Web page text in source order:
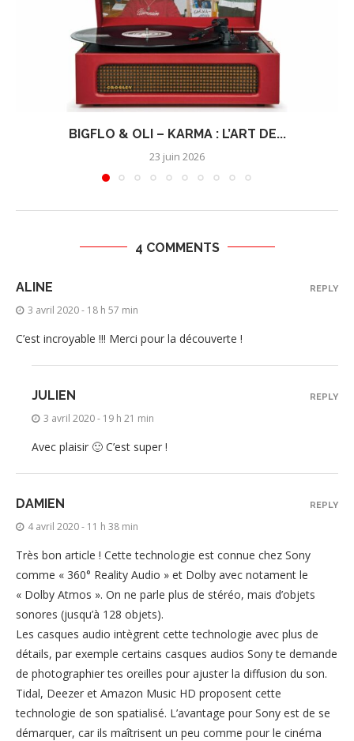
BIGFLO & OLI – KARMA : L’ART DE...
23 juin 2026
4 COMMENTS
ALINE
3 avril 2020 - 18 h 57 min
C’est incroyable !!! Merci pour la découverte !
REPLY
JULIEN
3 avril 2020 - 19 h 21 min
Avec plaisir 🙂 C’est super !
REPLY
DAMIEN
4 avril 2020 - 11 h 38 min
Très bon article ! Cette technologie est connue chez Sony
comme « 360° Reality Audio » et Dolby avec notament le
« Dolby Atmos ». On ne parle plus de stéréo, mais d’objets
sonores (jusqu’à 128 objets).
Les casques audio intègrent cette technologie avec plus de
détails, par exemple certains casques audios Sony te demande
de photographier tes oreilles pour ajuster la diffusion du son.
Tidal, Deezer et Amazon Music HD proposent cette
technologie de son spatialisé. L’avantage pour Sony est de se
démarquer, car ils maîtrisent un peu comme pour le cinéma
REPLY